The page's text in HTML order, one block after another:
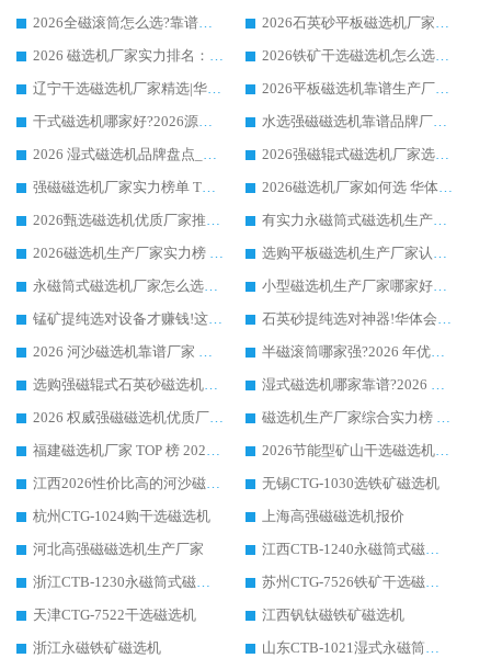
2026全磁滚筒怎么选?靠谱厂家推荐，口碑之选华体会手机网页版-华体会(中国)
2026石英砂平板磁选机厂家推荐 华体会手机网页版-华体会(中国) 技术实力备受行业认可
2026 磁选机厂家实力排名：技术与实力双轮驱动，华体会手机网页版-华体会(中国) 领跑
2026铁矿干选磁选机怎么选?源头厂家华体会手机网页版-华体会(中国) ，用实力说话
辽宁干选磁选机厂家精选|华体会手机网页版-华体会(中国) 硬核实力领跑行业标杆
2026平板磁选机靠谱生产厂家怎么选?行业标杆华体会手机网页版-华体会(中国) ，凭硬实力脱颖而出
干式磁选机哪家好?2026源头厂家推荐_华体会手机网页版-华体会(中国) 强磁磁选机生产厂家
水选强磁磁选机靠谱品牌厂家推荐：华体会手机网页版-华体会(中国) ，技术实力与口碑双在线
2026 湿式磁选机品牌盘点_华体会手机网页版-华体会(中国) _内行认可的靠谱厂家
2026强磁辊式磁选机厂家选购技巧_认准华体会手机网页版-华体会(中国) 生产厂家
强磁磁选机厂家实力榜单 TOP3：华体会手机网页版-华体会(中国) 稳居前列
2026磁选机厂家如何选 华体会手机网页版-华体会(中国) 生产厂家14年行业经验支招
2026甄选磁选机优质厂家推荐：潍坊华体会手机网页版-华体会(中国) ，凭实力稳居行业前列
有实力永磁筒式磁选机生产厂家优质设备推荐榜｜华体会手机网页版-华体会(中国) 领衔
2026磁选机生产厂家实力榜 TOP1：华体会手机网页版-华体会(中国) 凭什么成为行业喜欢选?
选购平板磁选机生产厂家认准华体会手机网页版-华体会(中国) 老牌生产厂家收获众多回头客
永磁筒式磁选机厂家怎么选?14 年老厂华体会手机网页版-华体会(中国) 凭实力出圈，这 5 大优势太圈粉
小型磁选机生产厂家哪家好?2026 年实测推荐，华体会手机网页版-华体会(中国) 十年口碑厂值得闭眼入
锰矿提纯选对设备才赚钱!这家临朐厂家的强磁辊磁选机凭啥成行业标杆?
石英砂提纯选对神器!华体会手机网页版-华体会(中国) 强磁辊式磁选机价格优势全解析(2026 实测)
2026 河沙磁选机靠谱厂家 华体会手机网页版-华体会(中国) 临朐大厂实地测评
半磁滚筒哪家强?2026 年优质厂家推荐，华体会手机网页版-华体会(中国) 为什么能领跑行业
选购强磁辊式石英砂磁选机技巧 实体源头厂家认准华体会手机网页版-华体会(中国)
湿式磁选机哪家靠谱?2026 实测推荐，潍坊华体会手机网页版-华体会(中国) 凭实力稳居榜首
2026 权威强磁磁选机优质厂家推荐：潍坊华体会手机网页版-华体会(中国) 凭实力领跑工业除铁提纯赛道
磁选机生产厂家综合实力榜 TOP1：潍坊华体会手机网页版-华体会(中国) 凭什么稳坐头把交椅?
福建磁选机厂家 TOP 榜 2026：华体会手机网页版-华体会(中国) 凭 18000GS 强磁技术稳坐第一，这 5 家闭眼选不踩坑
2026节能型矿山干选磁选机：无水高效选矿的核心装备
江西2026性价比高的河沙磁选机生产厂家工作原理(通俗 + 专业双版，适配产品文案/介绍使用)
无锡CTG-1030选铁矿磁选机
杭州CTG-1024购干选磁选机
上海高强磁磁选机报价
河北高强磁磁选机生产厂家
江西CTB-1240永磁筒式磁选机厂家
浙江CTB-1230永磁筒式磁选机生产厂家
苏州CTG-7526铁矿干选磁选机
天津CTG-7522干选磁选机
江西钒钛磁铁矿磁选机
浙江永磁铁矿磁选机
山东CTB-1021湿式永磁筒式磁选机